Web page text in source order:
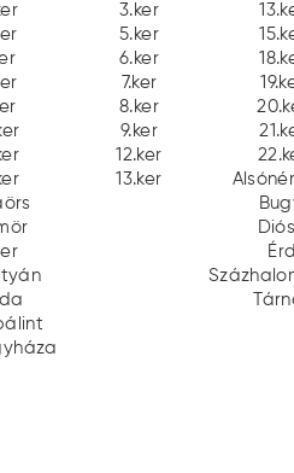
3.ker
5.ker
6.ker
7.ker
8.ker
9.ker
12.ker
13.ker